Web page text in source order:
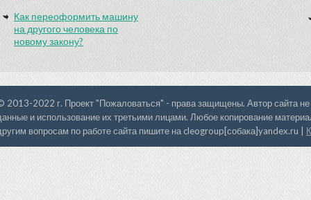
Как переоформить машину
на другого человека по
новому закону?
2013-2022 г. Проект "Пожаловаться" - права защищены. Автор сайта не
и использование их третьими лицами. Любое копирование
вопросам по работе сайта пишите на cleogroup[собака]yandex.ru |